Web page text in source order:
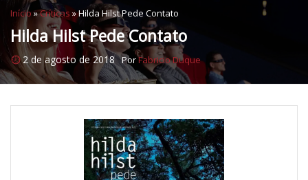
Início »Críticas »Hilda Hilst Pede Contato
Hilda Hilst Pede Contato
2 de agosto de 2018 PorFabricio Duque